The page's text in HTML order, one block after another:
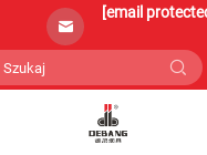
[email